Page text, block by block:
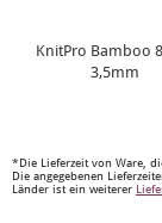
KnitPro Bamboo
3,5mm
*Die Lieferzeit von Ware,
Die angegebenen
Länder ist ein weiterer